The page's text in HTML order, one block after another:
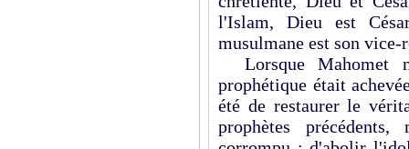
l'Islam, Dieu est
musulmane est son
Lorsque Mahomet
prophétique était
été de restaurer le
prophètes